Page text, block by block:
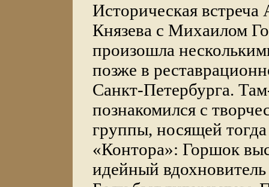
Историческая встреча
Князева с Михаилом
произошла
позже в
Санкт-Петербурга.
познакомился с
группы, носящей тогда
«Контора»: Горшок
идейный вдохновитель